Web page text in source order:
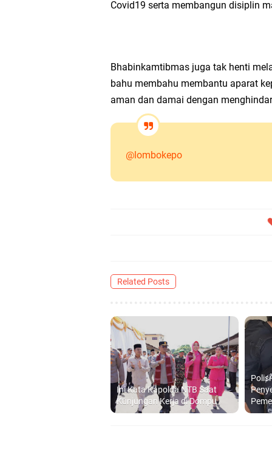
Covid19 serta membangun disiplin
Bhabinkamtibmas juga tak henti
bahu membahu membantu aparat
aman dan damai dengan
@lombokepo
Related Posts
Ini Kata Kapolda NTB Saat
Kunjungan Kerja di Dompu